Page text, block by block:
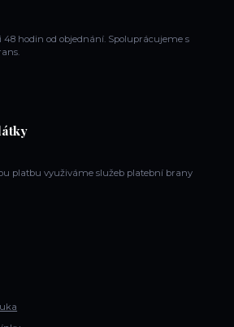
48 hodin od objednání. Spoluprácujeme s
platbu využiváme služeb platební brany